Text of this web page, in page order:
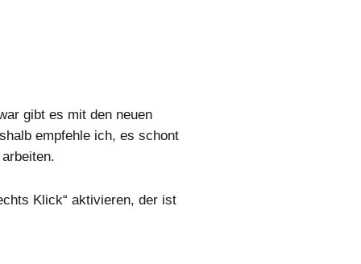
gibt es mit den neuen
empfehle ich, es schont
Klick“ aktivieren, der ist